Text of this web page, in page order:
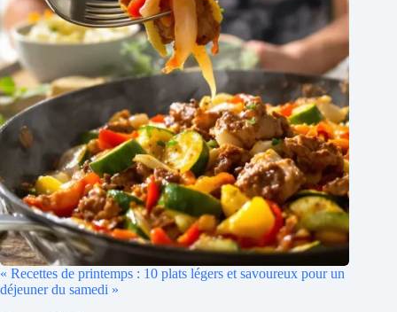
« Recettes de printemps : 10 plats légers et savoureux pour un
déjeuner du samedi »